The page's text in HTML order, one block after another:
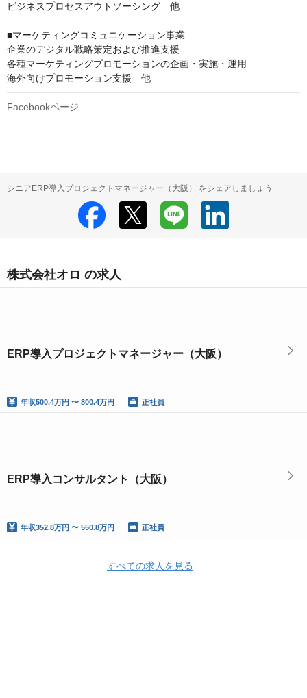
ビジネスプロセスアウトソーシング　他
■マーケティングコミュニケーション事業
企業のデジタル戦略策定および推進支援
各種マーケティングプロモーションの企画・実施・運用
海外向けプロモーション支援　他
Facebookページ
シニアERP導入プロジェクトマネージャー（大阪） をシェアしましょう
株式会社オロ の求人
ERP導入プロジェクトマネージャー（大阪）
年収500.4万円 〜 800.4万円 正社員
ERP導入コンサルタント（大阪）
年収352.8万円 〜 550.8万円 正社員
すべての求人を見る